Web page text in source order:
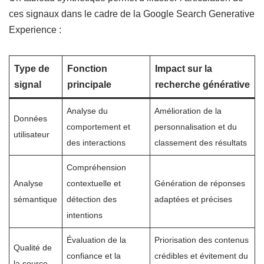
ces signaux dans le cadre de la Google Search Generative
Experience :
Type de
signal
Fonction
principale
Impact sur la
recherche générative
Données
utilisateur
Analyse du
comportement et
des interactions
Amélioration de la
personnalisation et du
classement des résultats
Analyse
sémantique
Compréhension
contextuelle et
détection des
intentions
Génération de réponses
adaptées et précises
Qualité de
Évaluation de la
confiance et la
Priorisation des contenus
crédibles et évitement du